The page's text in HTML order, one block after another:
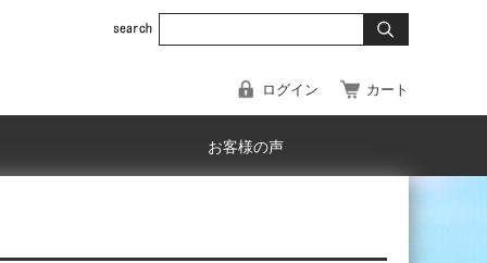
ログイン カート
お客様の声